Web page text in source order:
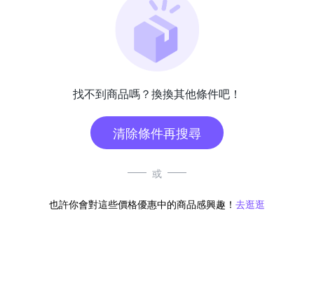
找不到商品嗎？換換其他條件吧！
清除條件再搜尋
或
也許你會對這些價格優惠中的商品感興趣！ 去逛逛